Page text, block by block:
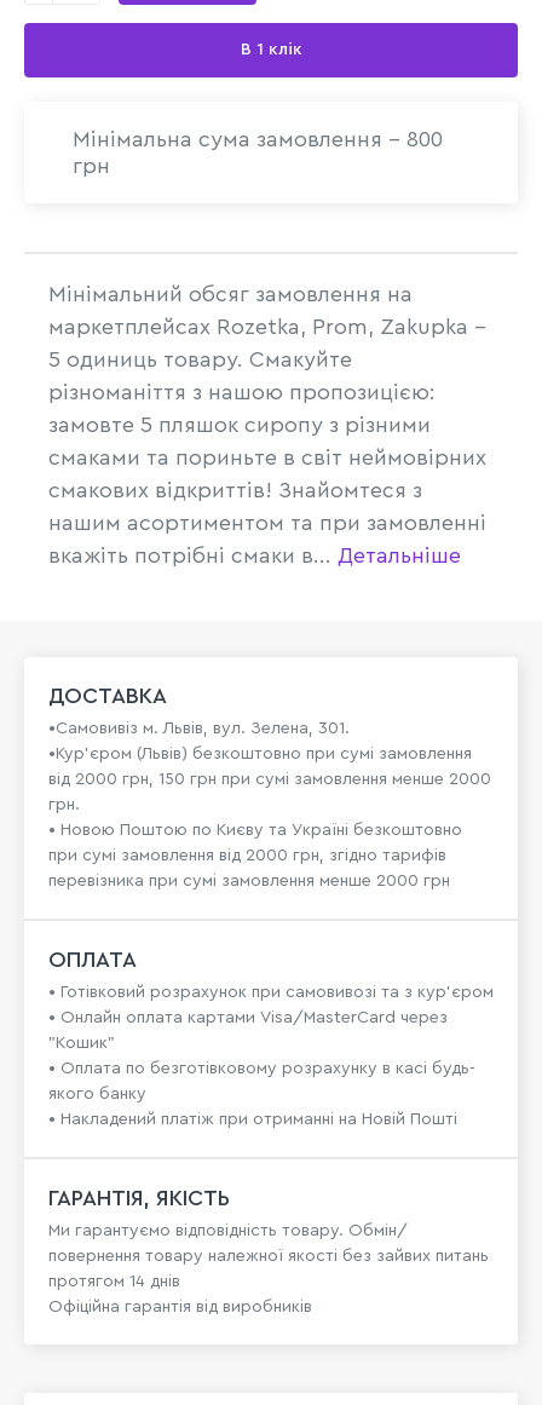
В 1 клік
Мінімальна сума замовлення - 800
грн
Мінімальний обсяг замовлення на
маркетплейсах Rozetka, Prom, Zakupka -
5 одиниць товару. Смакуйте
різноманіття з нашою пропозицією:
замовте 5 пляшок сиропу з різними
смаками та пориньте в світ неймовірних
смакових відкриттів! Знайомтеся з
нашим асортиментом та при замовленні
вкажіть потрібні смаки в... Детальніше
ДОСТАВКА
•Самовивіз м. Львів, вул. Зелена, 301.
•Кур'єром (Львів) безкоштовно при сумі замовлення
від 2000 грн, 150 грн при сумі замовлення менше 2000
грн.
• Новою Поштою по Києву та Україні безкоштовно
при сумі замовлення від 2000 грн, згідно тарифів
перевізника при сумі замовлення менше 2000 грн
ОПЛАТА
• Готівковий розрахунок при самовивозі та з кур’єром
• Онлайн оплата картами Visa/MasterCard через
"Кошик"
• Оплата по безготівковому розрахунку в касі будь-
якого банку
• Накладений платіж при отриманні на Новій Пошті
ГАРАНТІЯ, ЯКІСТЬ
Ми гарантуємо відповідність товару. Обмін/
повернення товару належної якості без зайвих питань
протягом 14 днів
Офіційна гарантія від виробників